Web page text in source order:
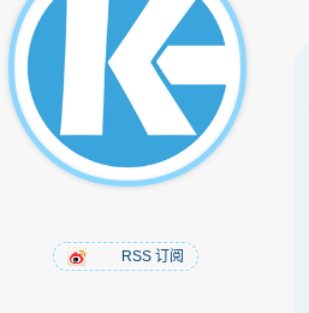
RSS 订阅